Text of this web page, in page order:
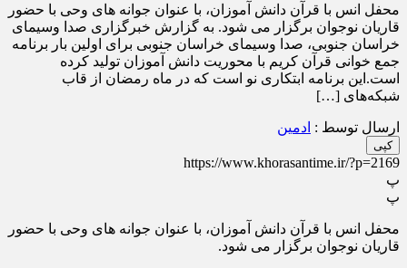
محفل انس با قرآن دانش آموزان، با عنوان جوانه های وحی با حضور
قاریان نوجوان برگزار می شود. به گزارش خبرگزاری صدا وسیمای
خراسان جنوبی، صدا وسیمای خراسان جنوبی برای اولین بار برنامه
جمع خوانی قرآن کریم با محوریت دانش آموزان تولید کرده
است.این برنامه ابتکاری نو است که در ماه رمضان از قاب
شبکه‌های […]
ارسال توسط : ادمین
کپی
https://www.khorasantime.ir/?p=2169
پ
پ
محفل انس با قرآن دانش آموزان، با عنوان جوانه های وحی با حضور
قاریان نوجوان برگزار می شود.